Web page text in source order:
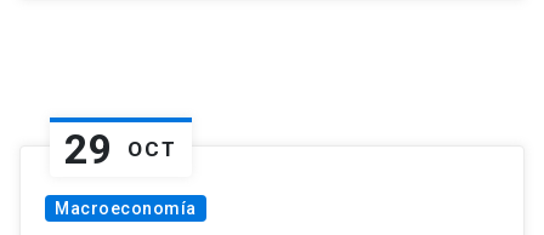
29 OCT
Macroeconomía